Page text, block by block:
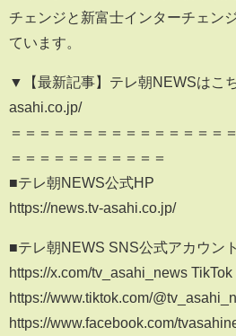
チェンジと新富士インターチェン
ています。
▼【最新記事】テレ朝NEWSはこ
asahi.co.jp/
＝＝＝＝＝＝＝＝＝＝＝＝＝＝＝
＝＝＝＝＝＝＝＝＝＝＝
■テレ朝NEWS公式HP
https://news.tv-asahi.co.jp/
■テレ朝NEWS SNS公式アカウン
https://x.com/tv_asahi_news
https://www.tiktok.com/
https://www.facebook.com/